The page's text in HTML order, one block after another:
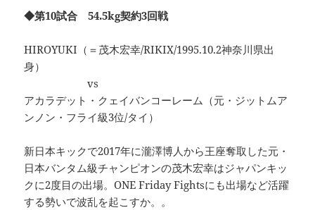
◆第10試合 54.5kg契約3回戦
HIROYUKI（＝茂木宏幸/RIKIX/1995.10.2神奈川県出
身）
vs
アカラデット・クェイバンコーレーム（元・ジットムア
ンノン・フライ級3位/タイ）
新日本キックで2017年に瀧澤博人から王座奪取した元・
日本バンタム級チャンピオンの茂木宏幸はジャパンキッ
クに2度目の出場。ONE Friday Fightsにも出場など活躍
する勢いで波乱を起こすか。。